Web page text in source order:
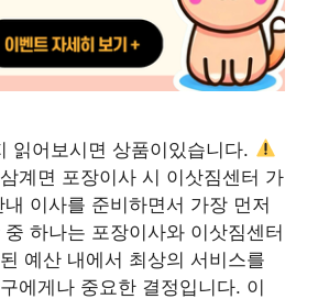
읽어보시면 상품이있습니다.
계면 포장이사 시 이삿짐센터 가
이사를 준비하면서 가장 먼저
하나는 포장이사와 이삿짐센터
예산 내에서 최상의 서비스를
에게나 중요한 결정입니다. 이